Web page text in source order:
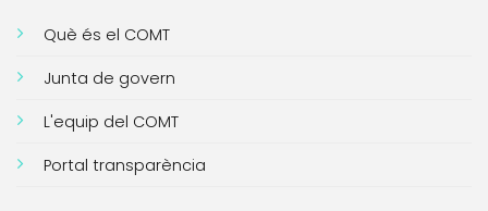
Què és el COMT
Junta de govern
L'equip del COMT
Portal transparència